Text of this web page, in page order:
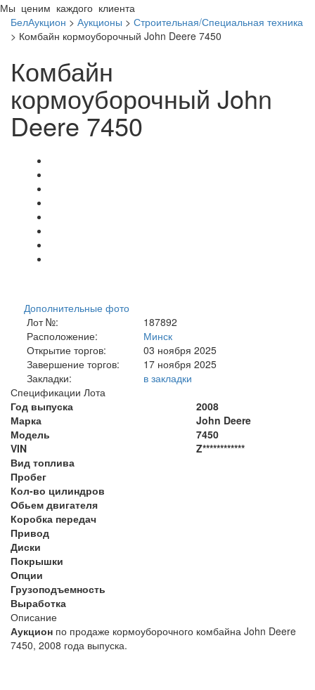
Мы ценим каждого клиента
БелАукцион > Аукционы > Строительная/Специальная техника
> Комбайн кормоуборочный John Deere 7450
Комбайн
кормоуборочный John
Deere 7450
Дополнительные фото
Лот №:
187892
Расположение:
Минск
Открытие торгов:
03 ноября 2025
Завершение торгов:
17 ноября 2025
Закладки:
в закладки
Спецификации Лота
Год выпуска
2008
Марка
John Deere
Модель
7450
VIN
Z************
Вид топлива
Пробег
Кол-во цилиндров
Обьем двигателя
Коробка передач
Привод
Диски
Покрышки
Опции
Грузоподъемность
Выработка
Описание
Аукцион по продаже кормоуборочного комбайна John Deere
7450, 2008 года выпуска.